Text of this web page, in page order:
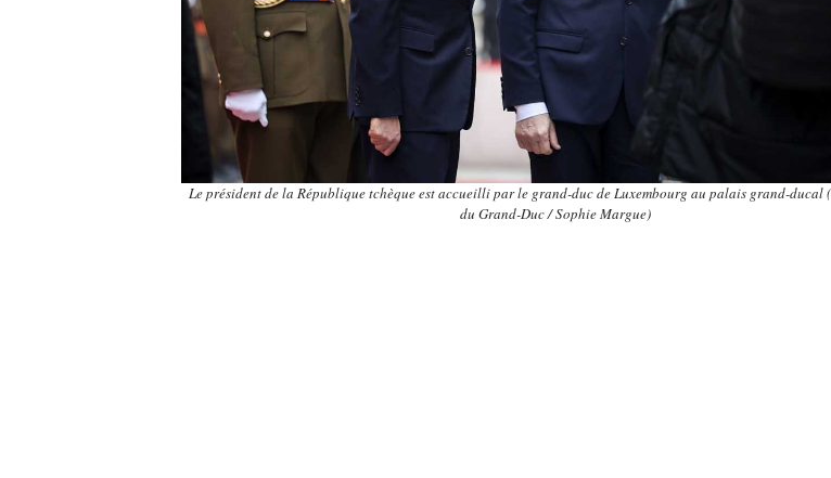
Le président de la République tchèque est accueilli par le grand-duc de Luxembourg au palais grand-ducal
du Grand-Duc / Sophie Margue)